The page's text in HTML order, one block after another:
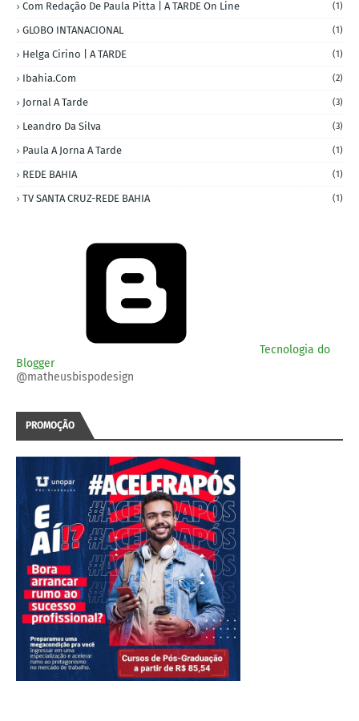
Com Redação De Paula Pitta | A TARDE On Line (1)
GLOBO INTANACIONAL (1)
Helga Cirino | A TARDE (1)
Ibahia.com (2)
Jornal A Tarde (3)
Leandro Da Silva (3)
Paula A Jorna A Tarde (1)
REDE BAHIA (1)
TV SANTA CRUZ-REDE BAHIA (1)
Tecnologia do
Blogger
@matheusbispodesign
PROMOÇÃO